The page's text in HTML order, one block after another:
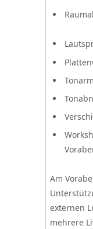
Am
externen
mehrere